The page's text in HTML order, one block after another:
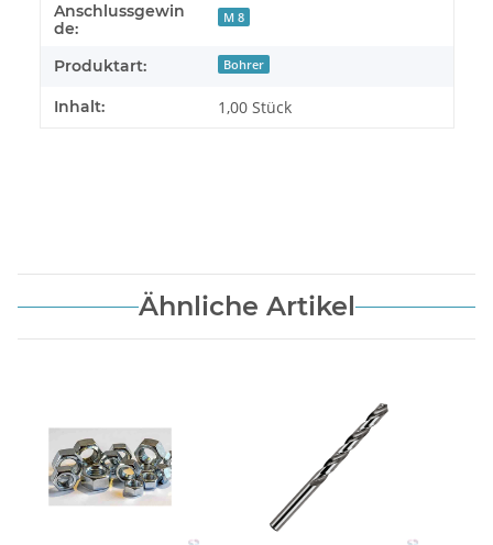
Produkteigenschaft
Wert
Anschlussgewin
de:
M 8
Produktart: Bohrer
Inhalt: 1,00 Stück
Ähnliche Artikel